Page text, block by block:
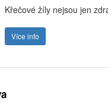
Křečové žíly nejsou jen
Více info